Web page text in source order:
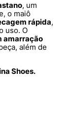
, um
o maiô
rápida,
uso. O
amarração
além de
Shoes.